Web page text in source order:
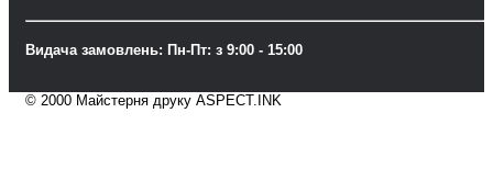
Видача замовлень: Пн-Пт: з 9:00 - 15:00
© 2000 Майстерня друку ASPECT.INK